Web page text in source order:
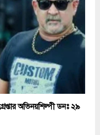
অভিনয়শিল্পী ডনঃ ২৯